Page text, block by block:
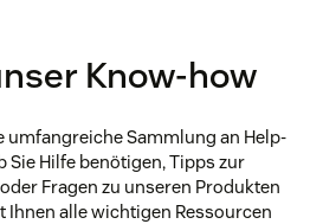
Know-how
umfangreiche Sammlung an Help-
Sie Hilfe benötigen, Tipps zur
Fragen zu unseren Produkten
Ihnen alle wichtigen Ressourcen